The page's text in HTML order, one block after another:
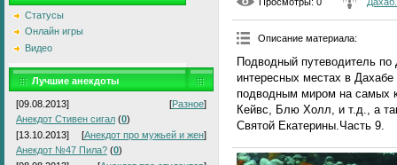
Статусы
Онлайн игры
Видео
Лучшие анекдоты
[09.08.2013] [Разное]
Анекдот Стивен сигал (0)
[13.10.2013]
[Анекдот про мужьей и жен]
Анекдот №47 Пила? (0)
Описание материала:
Подводный путеводитель
интересных местах в Дахабе
подводным миром на самых
Кейвс, Блю Холл, и т.д., а
Святой Екатерины.Часть 9.